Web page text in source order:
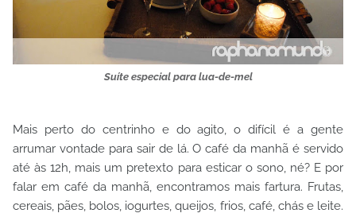
Suíte especial para lua-de-mel
Mais perto do centrinho e do agito, o difícil é a gente
arrumar vontade para sair de lá. O café da manhã é servido
até às 12h, mais um pretexto para esticar o sono, né? E por
falar em café da manhã, encontramos mais fartura. Frutas,
cereais, pães, bolos, iogurtes, queijos, frios, café, chás e leite.